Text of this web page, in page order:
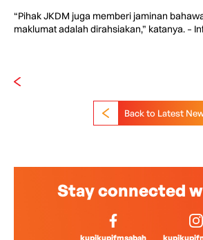
“Pihak JKDM juga memberi jaminan
maklumat adalah dirahsiakan,” katanya. –
Back to Latest
Stay connected
kupikupifmsabah